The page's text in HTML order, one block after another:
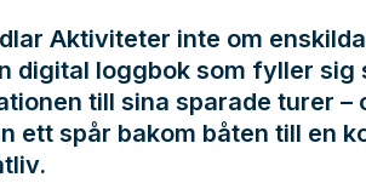
Aktiviteter inte om
digital loggbok som fyller sig
till sina sparade turer –
ett spår bakom båten till en